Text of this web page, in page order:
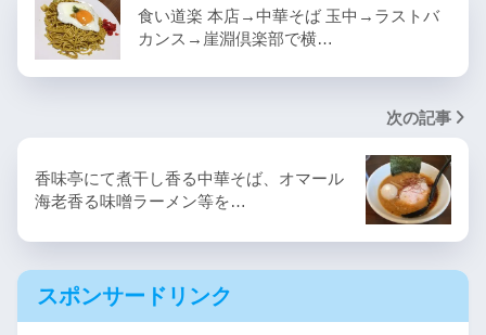
食い道楽 本店→中華そば 玉中→ラストバ
カンス→崖淵倶楽部で横…
次の記事
香味亭にて煮干し香る中華そば、オマール
海老香る味噌ラーメン等を…
スポンサードリンク